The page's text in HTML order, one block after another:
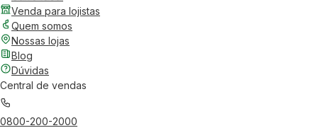
Venda para lojistas
Quem somos
Nossas lojas
Blog
Dúvidas
Central de vendas
0800-200-2000